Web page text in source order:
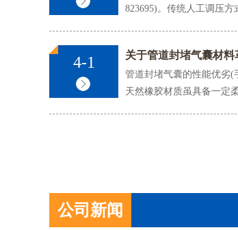
823695)。传统人工调压
4-1 关于管道封堵气囊材
管道封堵气囊的性能优劣(
天然橡胶材质虽具备一定
公司新闻